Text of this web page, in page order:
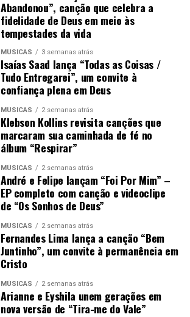
Abandonou”, canção que celebra a
fidelidade de Deus em meio às
tempestades da vida
MÚSICAS 3 semanas atrás
Isaías Saad lança “Todas as Coisas /
Tudo Entregarei”, um convite à
confiança plena em Deus
MÚSICAS 2 semanas atrás
Klebson Kollins revisita canções que
marcaram sua caminhada de fé no
álbum “Respirar”
MÚSICAS 2 semanas atrás
André e Felipe lançam “Foi Por Mim” –
EP completo com canção e videoclipe
de “Os Sonhos de Deus”
MÚSICAS 2 semanas atrás
Fernandes Lima lança a canção “Bem
Juntinho”, um convite à permanência em
Cristo
MÚSICAS 2 semanas atrás
Arianne e Eyshila unem gerações em
nova versão de “Tira-me do Vale”